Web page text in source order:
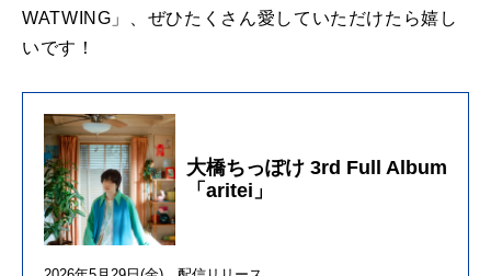
WATWING」、ぜひたくさん愛していただけたら嬉し
いです！
大橋ちっぽけ 3rd Full Album
「aritei」